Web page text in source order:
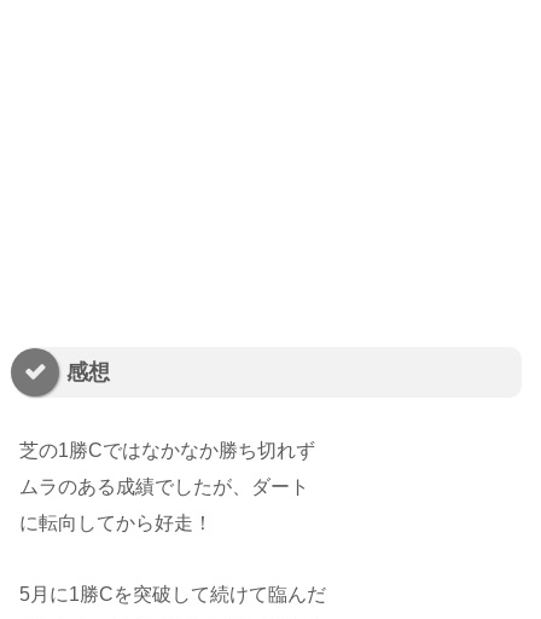
感想
芝の1勝Cではなかなか勝ち切れず
ムラのある成績でしたが、ダート
に転向してから好走！
5月に1勝Cを突破して続けて臨んだ